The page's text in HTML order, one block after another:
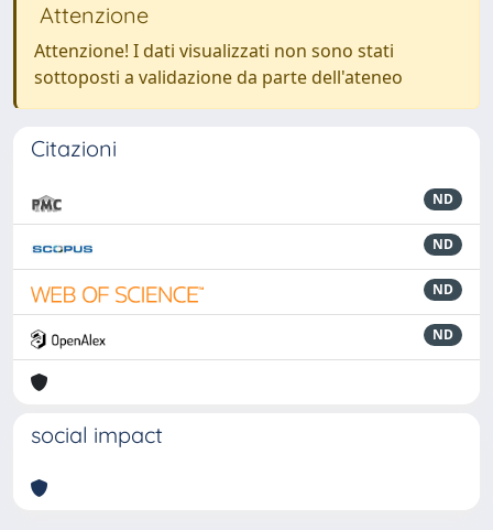
Attenzione
Attenzione! I dati visualizzati non sono stati
sottoposti a validazione da parte dell'ateneo
Citazioni
ND
ND
ND
ND
social impact